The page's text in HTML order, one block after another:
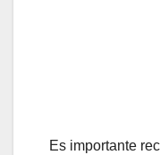
Es importante